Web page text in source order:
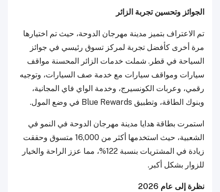
الجوائز وتحسين تجربة الزائر
تم الاعتراف بتميز مدينة مهرجان الدوحة، حيث تم اختيارها
مرة أخرى كأفضل تجربة لمركز تسوق رئيسي في جوائز
السياحة في قطر. شملت خدمات الزائر المحسنة مواقف
سيارات ومواقف سيارات مع خدمة صف السيارات، وتوجيه
رقمي، وعربات الكونسيرج، وخدمة الواي فاي المجانية،
وبنوك الطاقة، وتطبيق Blue Rewards في وضع المول.
استمرت بطاقة هدايا مدينة مهرجان الدوحة في النمو في
الشعبية، حيث استخدمها أكثر من 16,000 متسوق وحققت
زيادة في المشتريات بنسبة 122%، مما عزز الراحة والخيار
للزوار بشكل أكبر.
نظرة إلى عام 2026